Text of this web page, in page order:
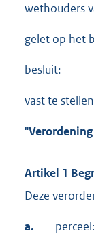
wethouders
gelet op het
besluit:
vast te
Artikel 1
Deze
a.